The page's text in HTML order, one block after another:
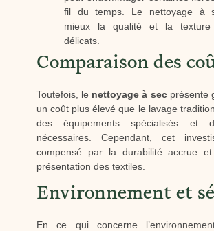
fil du temps. Le nettoyage à
mieux la qualité et la texture
délicats.
Comparaison des
Toutefois, le nettoyage à secprésente
un coût plus élevé que le lavage
des équipements spécialisés et
nécessaires. Cependant, cet
compensé par la durabilité accrue
présentation des textiles.
Environnement et
En ce qui concerne